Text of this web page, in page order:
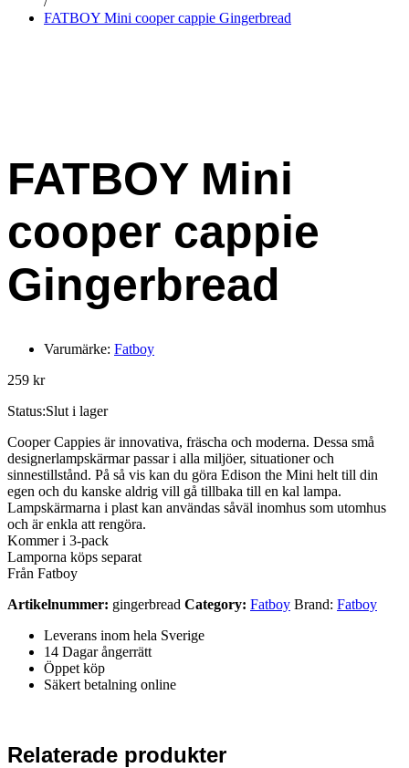
FATBOY Mini cooper cappie Gingerbread
FATBOY Mini
cooper cappie
Gingerbread
Varumärke: Fatboy
259 kr
Status:Slut i lager
Cooper Cappies är innovativa, fräscha och moderna. Dessa små
designerlampskärmar passar i alla miljöer, situationer och
sinnestillstånd. På så vis kan du göra Edison the Mini helt till din
egen och du kanske aldrig vill gå tillbaka till en kal lampa.
Lampskärmarna i plast kan användas såväl inomhus som utomhus
och är enkla att rengöra.
Kommer i 3-pack
Lamporna köps separat
Från Fatboy
Artikelnummer: gingerbread Category: Fatboy Brand: Fatboy
Leverans inom hela Sverige
14 Dagar ångerrätt
Öppet köp
Säkert betalning online
Relaterade produkter